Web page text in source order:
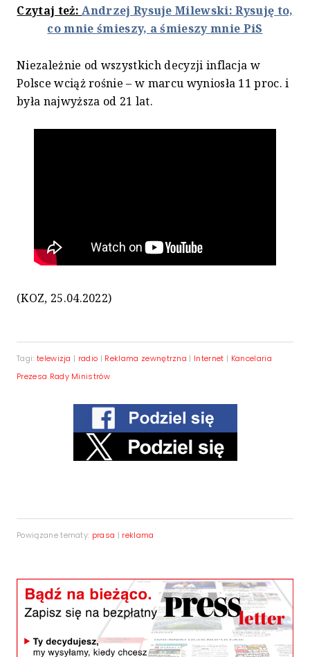
Czytaj też:Andrzej Rysuje Milewski: Rysuję to,
co mnie śmieszy, a śmieszy mnie PiS
Niezależnie od wszystkich decyzji inflacja w
Polsce wciąż rośnie – w marcu wyniosła 11 proc. i
była najwyższa od 21 lat.
(KOZ, 25.04.2022)
Tagi: telewizja | radio | Reklama zewnętrzna | Internet | Kancelaria
Prezesa Rady Ministrów
Powiązane tematy: prasa | reklama